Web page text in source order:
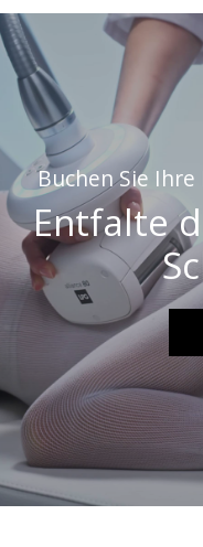
Buchen Sie
Entfalte